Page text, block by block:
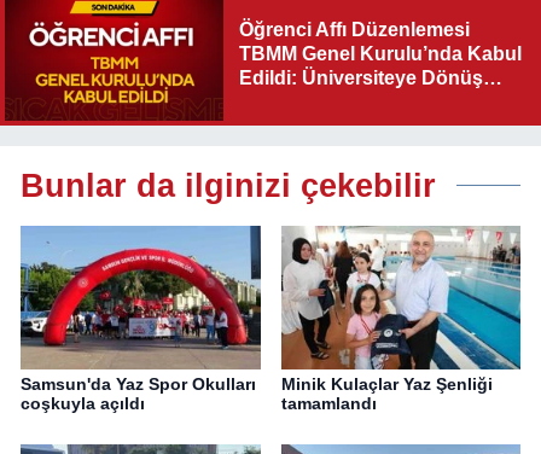
Öğrenci Affı Düzenlemesi
TBMM Genel Kurulu’nda Kabul
Edildi: Üniversiteye Dönüş
Bunlar da ilginizi çekebilir
Samsun'da Yaz Spor Okulları
coşkuyla açıldı
Minik Kulaçlar Yaz Şenliği
tamamlandı